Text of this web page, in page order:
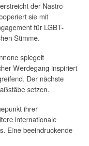
der Nastro
sie mit
für LGBT-
Stimme.
spiegelt
Werdegang inspiriert
Der nächste
setzen.
ihrer
internationale
Eine beeindruckende